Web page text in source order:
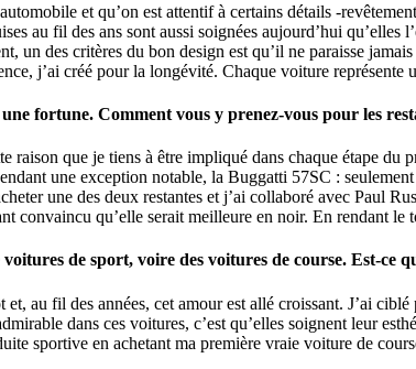
et qu’on est attentif à certains détails -
au fil des ans sont aussi soignées aujourd’hui
un des critères du bon design est qu’il ne paraisse
j’ai créé pour la longévité. Chaque voiture représente
fortune. Comment vous y prenez-vous pour les
raison que je tiens à être impliqué dans chaque étape
une exception notable, la Buggatti 57SC :
une des deux restantes et j’ai collaboré avec Paul
convaincu qu’elle serait meilleure en noir. En rendant le
de sport, voire des voitures de course. Est-ce
au fil des années, cet amour est allé croissant. J’ai
dans ces voitures, c’est qu’elles soignent leur
sportive en achetant ma première vraie voiture de